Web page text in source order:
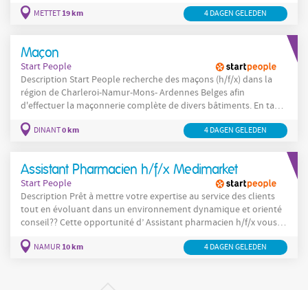
d’intervenir sur diverses tâches liées aux métiers du bâtiment
METTET19 km 4 DAGEN GELEDEN
Maçon
Start People
Description Start People recherche des maçons (h/f/x) dans la
région de Charleroi-Namur-Mons- Ardennes Belges afin
d'effectuer la maçonnerie complète de divers bâtiments. En tant
liants La lecture de plan La découpe sur mesures des
DINANT0 km 4 DAGEN GELEDEN
Assistant Pharmacien h/f/x Medimarket
Start People
Description Prêt à mettre votre expertise au service des clients
tout en évoluant dans un environnement dynamique et orienté
conseil?? Cette opportunité d’ Assistant pharmacien h/f/x vous
Dans cette fonction d’ Assistant pharmacien h/f/x , vous assurez
NAMUR10 km 4 DAGEN GELEDEN